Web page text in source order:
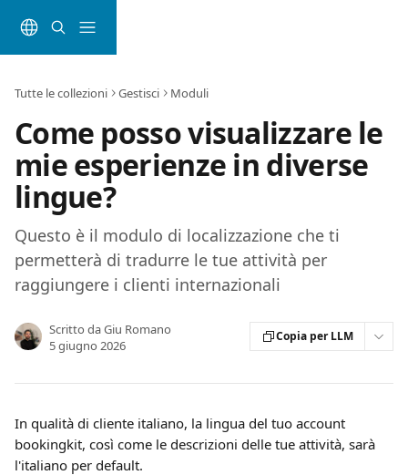
Tutte le collezioni Gestisci Moduli
Come posso visualizzare le
mie esperienze in diverse
lingue?
Questo è il modulo di localizzazione che ti
permetterà di tradurre le tue attività per
raggiungere i clienti internazionali
Scritto daGiu Romano
5 giugno 2026
Copia per LLM
In qualità di cliente italiano, la lingua del tuo account
bookingkit, così come le descrizioni delle tue attività, sarà
l'italiano per default.